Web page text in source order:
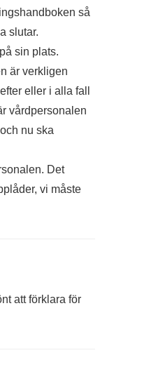
så
slutar.
sin plats.
är verkligen
eller i alla fall
vårdpersonalen
nu ska
Det
vi måste
att förklara för